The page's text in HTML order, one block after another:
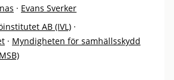
· Evans Sverker
AB (IVL) ·
· Myndigheten för samhällsskydd